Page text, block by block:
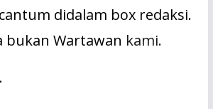
didalam box redaksi.
bukan Wartawan kami.